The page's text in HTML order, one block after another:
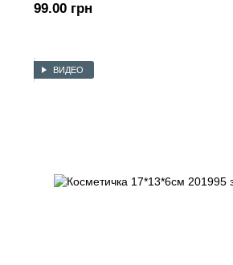
99.00 грн
ВИДЕО